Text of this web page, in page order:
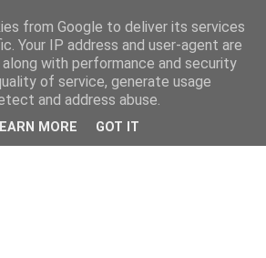
from Google to deliver its services
Your IP address and user-agent are
with performance and security
of service, generate usage
and address abuse.
MORE GOT IT